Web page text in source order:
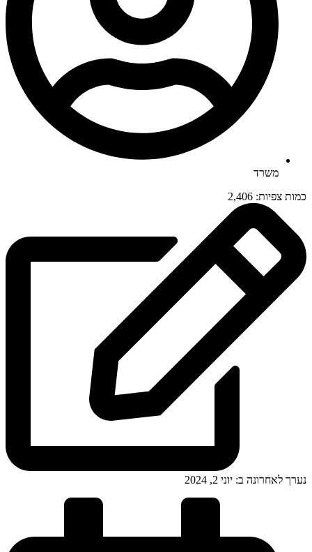
משרד
כמות צפיות: 2,406
נערך לאחרונה ב: יוני 2, 2024